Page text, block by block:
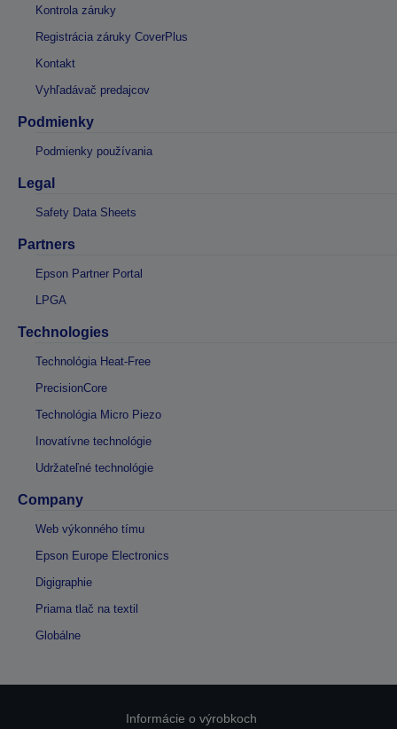
Kontrola záruky
Registrácia záruky CoverPlus
Kontakt
Vyhľadávač predajcov
Podmienky
Podmienky používania
Legal
Safety Data Sheets
Partners
Epson Partner Portal
LPGA
Technologies
Technológia Heat-Free
PrecisionCore
Technológia Micro Piezo
Inovatívne technológie
Udržateľné technológie
Company
Web výkonného tímu
Epson Europe Electronics
Digigraphie
Priama tlač na textil
Globálne
Informácie o výrobkoch